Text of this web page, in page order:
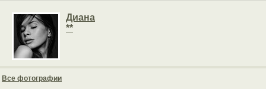
Диана
**
Все фотографии